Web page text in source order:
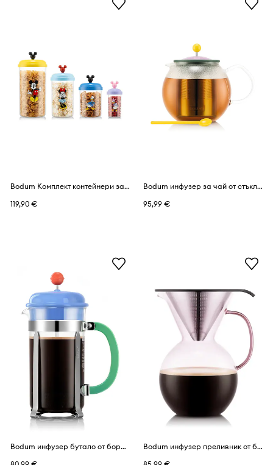
Bodum Комплект контейнери за насипни продукти от пластмаса Chambordset Disney-Mickey
119,90 €
Bodum инфузер за чай от стъкло 1 l
95,99 €
Bodum инфузер бутало от боросиликатно стъкло 1 l
Bodum инфузер преливник от боросиликатно стъкло 10,6 x 17,1 x 24,2 cm